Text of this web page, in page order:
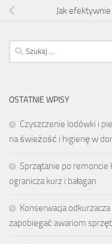
Jak
Szukaj:
OSTATNIE WPISY
Czyszczenie lodówki i
na świeżość i higienę w
Sprzątanie po remoncie
ogranicza kurz i bałagan
Konserwacja
zapobiegać awariom